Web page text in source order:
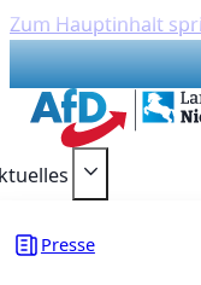
Zum Hauptinhalt
Presse